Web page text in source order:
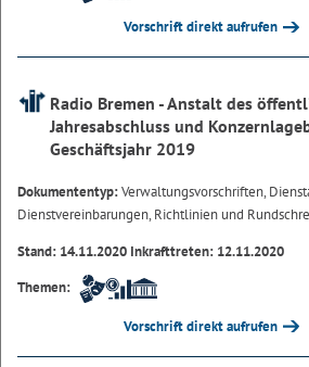
Vorschrift direkt aufrufen
Radio Bremen - Anstalt des
Jahresabschluss und
Geschäftsjahr 2019
Dokumententyp:Verwaltungsvorschriften,
Dienstvereinbarungen, Richtlinien und
Stand: 14.11.2020 Inkrafttreten: 12.11.2020
Themen:
Vorschrift direkt aufrufen